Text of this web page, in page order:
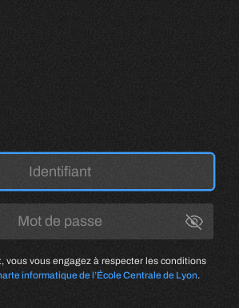
vous vous engagez à respecter les conditions
informatique de l’École Centrale de Lyon.